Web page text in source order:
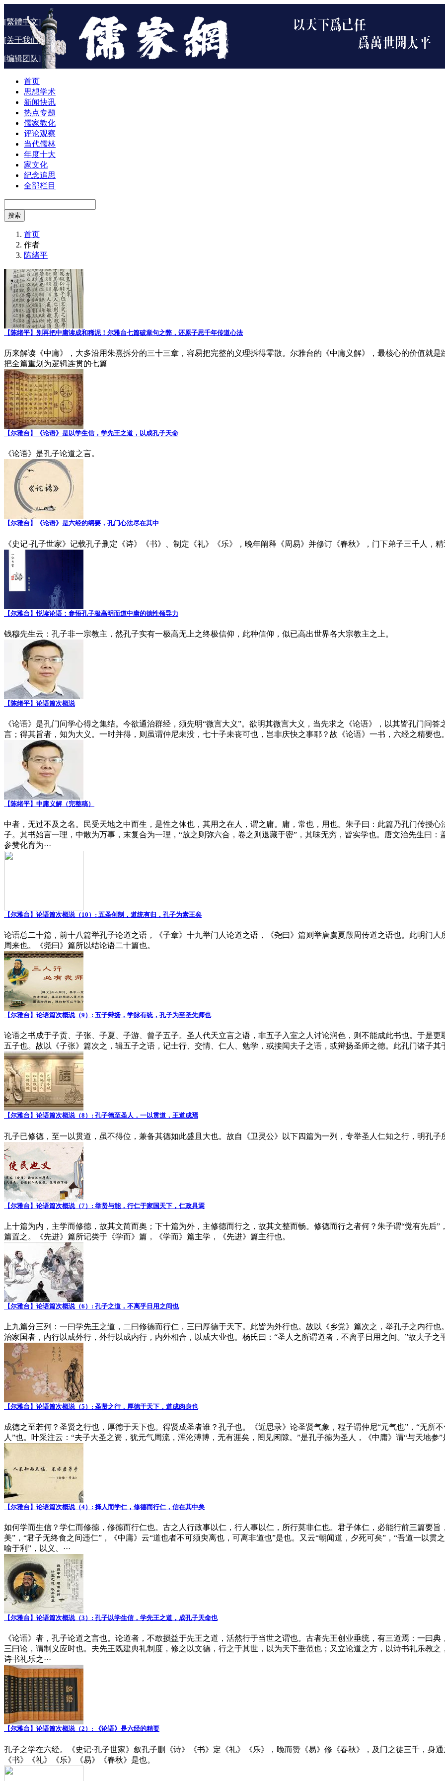
[繁體中文]
[关于我们]
[编辑团队]
首页
思想学术
新闻快讯
热点专题
儒家教化
评论观察
当代儒林
年度十大
家文化
纪念追思
全部栏目
搜索
首页
作者
陈绪平
【陈绪平】别再把中庸读成和稀泥！尔雅台七篇破章句之弊，还原子思千年传道心法
历来解读《中庸》，大多沿用朱熹拆分的三十三章，容易把完整的义理拆得零散。尔雅台的《中庸义解》，最核心的价值就是
把全篇重划为逻辑连贯的七篇
【尔雅台】《论语》是以学生信，学先王之道，以成孔子天命
《论语》是孔子论道之言。
【尔雅台】《论语》是六经的纲要，孔门心法尽在其中
《史记·孔子世家》记载孔子删定《诗》《书》、制定《礼》《乐》，晚年阐释《周易》并修订《春秋》，门下弟子三千人，精
【尔雅台】悦读论语：参悟孔子极高明而道中庸的德性领导力
钱穆先生云：孔子非一宗教主，然孔子实有一极高无上之终极信仰，此种信仰，似已高出世界各大宗教主之上。
【陈绪平】论语篇次概说
《论语》是孔门问学心得之集结。今欲通治群经，须先明“微言大义”。欲明其微言大义，当先求之《论语》，以其皆孔门问
言；得其旨者，知为大义。一时并得，则虽谓仲尼未没，七十子未丧可也，岂非庆快之事耶？故《论语》一书，六经之精要也。
【陈绪平】中庸义解（完整稿）
中者，无过不及之名。民受天地之中而生，是性之体也，其用之在人，谓之庸。庸，常也，用也。朱子曰：此篇乃孔门传授
子。其书始言一理，中散为万事，末复合为一理，“放之则弥六合，卷之则退藏于密”，其味无穷，皆实学也。唐文治先生曰：
参赞化育为···
【尔雅台】论语篇次概说（10）: 五圣创制，道统有归，孔子为素王矣
论语总二十篇，前十八篇举孔子论道之语，《子章》十九举门人论道之语，《尧曰》篇则举唐虞夏殷周传道之语也。此明门
周来也。《尧曰》篇所以结论语二十篇也。
【尔雅台】论语篇次概说（9）: 五子辩扬，学脉有统，孔子为至圣先师也
论语之书成于子贡、子张、子夏、子游、曾子五子。圣人代天立言之语，非五子入室之人讨论润色，则不能成此书也。于是
五子也。故以《子张》篇次之，辑五子之语，记士行、交情、仁人、勉学，或接闻夫子之语，或辩扬圣师之德。此孔门诸子其
【尔雅台】论语篇次概说（8）: 孔子德至圣人，一以贯道，王道成焉
孔子已修德，至一以贯道，虽不得位，兼备其德如此盛且大也。故自《卫灵公》以下四篇为一列，专举圣人仁知之行，明孔子
【尔雅台】论语篇次概说（7）: 举贤与能，行仁于家国天下，仁政具焉
上十篇为内，主学而修德，故其文简而奥；下十篇为外，主修德而行之，故其文整而畅。修德而行之者何？朱子谓“觉有先后”
篇置之。《先进》篇所记类于《学而》篇，《学而》篇主学，《先进》篇主行也。
【尔雅台】论语篇次概说（6）: 孔子之道，不离乎日用之间也
上九篇分三列：一曰学先王之道，二曰修德而行仁，三曰厚德于天下。此皆为外行也。故以《乡党》篇次之，举孔子之内行
治家国者，内行以成外行，外行以成内行，内外相合，以成大业也。杨氏曰：“圣人之所谓道者，不离乎日用之间。”故夫子之
【尔雅台】论语篇次概说（5）: 圣贤之行，厚德于天下，道成肉身也
成德之至若何？圣贤之行也，厚德于天下也。得贤成圣者谁？孔子也。《近思录》论圣贤气象，程子谓仲尼“元气也”，“无所不
人”也。叶采注云：“夫子大圣之资，犹元气周流，浑沦溥博，无有涯矣，罔见闲隙。”是孔子德为圣人，《中庸》谓“与天地参”
【尔雅台】论语篇次概说（4）: 择人而学仁，修德而行仁，信在其中矣
如何学而生信？学仁而修德，修德而行仁也。古之人行政事以仁，行人事以仁，所行莫非仁也。君子体仁，必能行前三篇要旨
美”，“君子无终食之间违仁”，《中庸》云“道也者不可须臾离也，可离非道也”是也。又云“朝闻道，夕死可矣”，“吾道一以贯
喻于利”，以义、···
【尔雅台】论语篇次概说（3）: 孔子以学生信，学先王之道，成孔子天命也
《论语》者，孔子论道之言也。论道者，不敢损益于先王之道，活然行于当世之谓也。古者先王创业垂统，有三道焉：一曰典
三曰论，谓制义应时也。夫先王既建典礼制度，修之以文德，行之于其世，以为天下垂范也；又立论道之方，以诗书礼乐教之
诗书礼乐之···
【尔雅台】论语篇次概说（2）: 《论语》是六经的精要
孔子之学在六经。《史记·孔子世家》叙孔子删《诗》《书》定《礼》《乐》，晚而赞《易》修《春秋》，及门之徒三千，身
《书》《礼》《乐》《易》《春秋》是也。